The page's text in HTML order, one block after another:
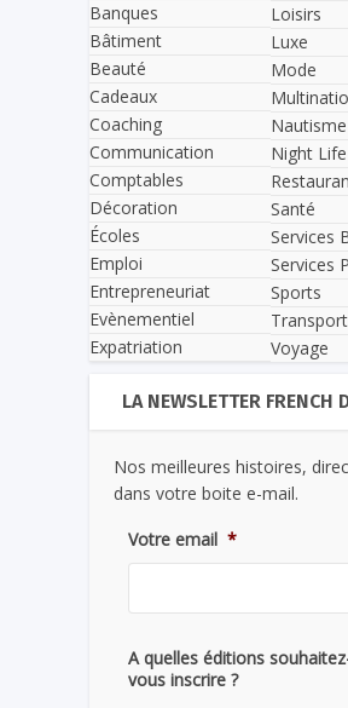
Banques
Bâtiment
Beauté
Cadeaux
Coaching
Communication
Comptables
Décoration
Écoles
Emploi
Entrepreneuriat
Evènementiel
Expatriation
Loisirs
Luxe
Mode
Nautisme
Night Life
Santé
Services
Services
Sports
Transport
Voyage
LA NEWSLETTER FRENCH
Nos meilleures histoires,
dans votre boite e-mail.
Votre email *
A quelles éditions
vous inscrire ?